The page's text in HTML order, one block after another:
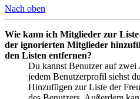
Nach oben
Wie kann ich Mitglieder zur
der ignorierten Mitglieder
den Listen entfernen?
Du kannst Benutzer auf zwei
jedem Benutzerprofil siehst
Hinzufügen zur Liste der